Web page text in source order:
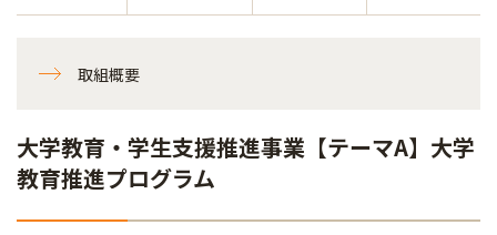
取組概要
大学教育・学生支援推進事業【テーマA】大学
教育推進プログラム